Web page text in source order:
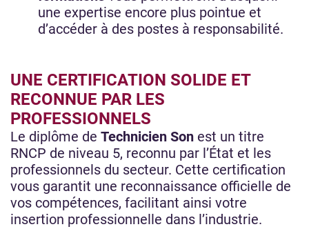
une expertise encore plus pointue et
d’accéder à des postes à responsabilité.
UNE CERTIFICATION SOLIDE ET
RECONNUE PAR LES
PROFESSIONNELS
Le diplôme de Technicien Son est un titre
RNCP de niveau 5, reconnu par l’État et les
professionnels du secteur. Cette certification
vous garantit une reconnaissance officielle de
vos compétences, facilitant ainsi votre
insertion professionnelle dans l’industrie.